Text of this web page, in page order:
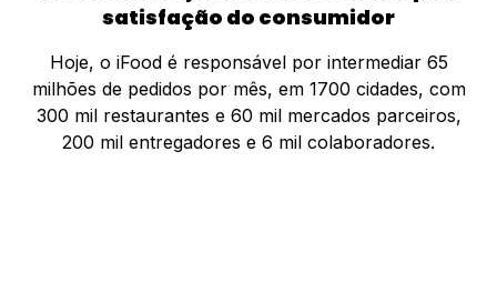
satisfação do consumidor
Hoje, o iFood é responsável por intermediar 65
milhões de pedidos por mês, em 1700 cidades, com
300 mil restaurantes e 60 mil mercados parceiros,
200 mil entregadores e 6 mil colaboradores.